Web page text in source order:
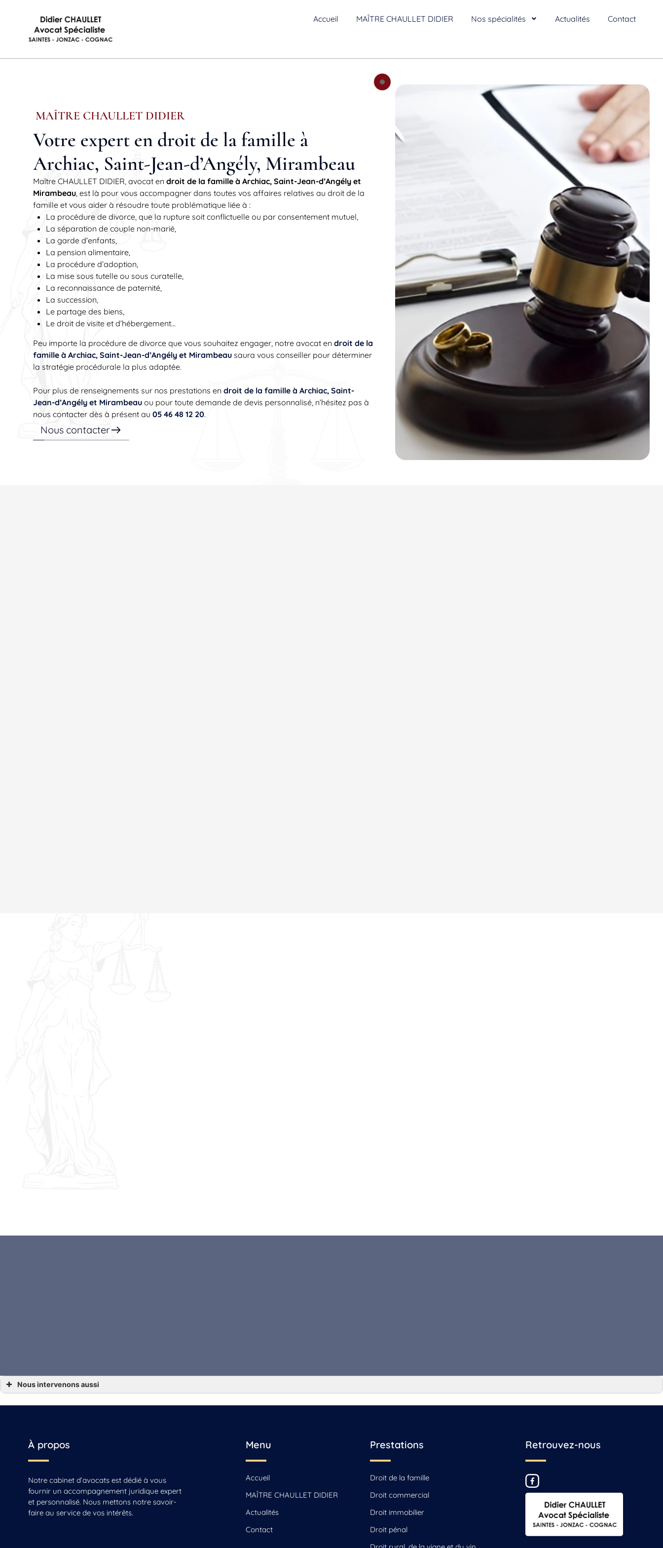
Accueil MAÎTRE CHAULLET DIDIER Nos spécialités Actualités Contact
MAÎTRE CHAULLET DIDIER
Votre expert en droit de la famille à
Archiac, Saint-Jean-d’Angély, Mirambeau
Maître CHAULLET DIDIER, avocat en droit de la famille à Archiac, Saint-Jean-d’Angély et
Mirambeau, est là pour vous accompagner dans toutes vos affaires relatives au droit de la
famille et vous aider à résoudre toute problématique liée à :
La procédure de divorce, que la rupture soit conflictuelle ou par consentement mutuel,
La séparation de couple non-marié,
La garde d’enfants,
La pension alimentaire,
La procédure d’adoption,
La mise sous tutelle ou sous curatelle,
La reconnaissance de paternité,
La succession,
Le partage des biens,
Le droit de visite et d’hébergement…
Peu importe la procédure de divorce que vous souhaitez engager, notre avocat en droit de la
famille à Archiac, Saint-Jean-d’Angély et Mirambeausaura vous conseiller pour déterminer
la stratégie procédurale la plus adaptée.
Pour plus de renseignements sur nos prestations en droit de la famille à Archiac, Saint-
Jean-d’Angély et Mirambeauou pour toute demande de devis personnalisé, n’hésitez pas à
nous contacter dès à présent au 05 46 48 12 20.
Nous contacter
Nous intervenons aussi
… Droit de la famille Reignac
… Droit de la famille Sonnac
À propos
Notre cabinet d’avocats est dédié à vous
fournir un accompagnement juridique expert
et personnalisé. Nous mettons notre savoir-
faire au service de vos intérêts.
Menu
Accueil
MAÎTRE CHAULLET DIDIER
Actualités
Contact
Prestations
Droit de la famille
Droit commercial
Droit immobilier
Droit pénal
Retrouvez-nous